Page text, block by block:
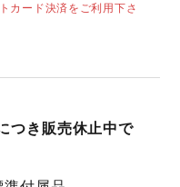
カード決済をご利用下さ
つき販売休止中で